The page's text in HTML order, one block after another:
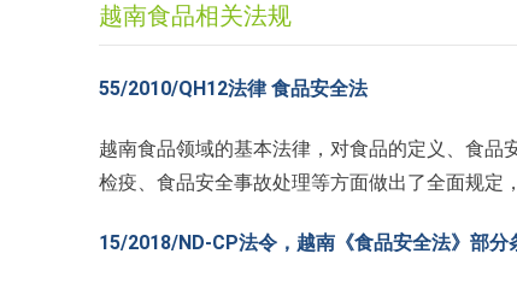
越南食品相关法规
55/2010/QH12法律 食品安全法
越南食品领域的基本法律，对食品的定义、食
检疫、食品安全事故处理等方面做出了全面规定
15/2018/ND-CP法令，越南《食品安全法》部分